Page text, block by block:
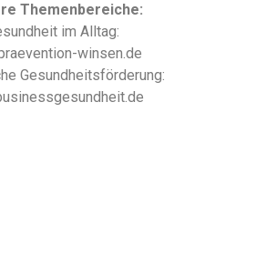
Themenbereiche:
im Alltag:
winsen.de
Gesundheitsförderung: